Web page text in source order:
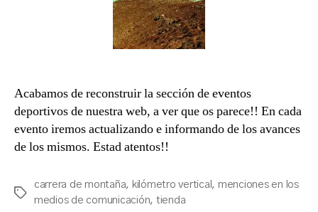
Acabamos de reconstruir la sección de eventos
deportivos de nuestra web, a ver que os parece!! En cada
evento iremos actualizando e informando de los avances
de los mismos. Estad atentos!!
Tags
carrera de montaña, kilómetro vertical , menciones en los
medios de comunicación, tienda